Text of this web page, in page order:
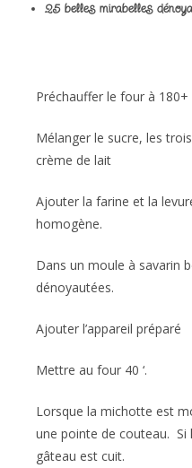
25 belles mirabelles
Préchauffer le four à 180+
Mélanger le sucre, les
crème de lait
Ajouter la farine et la
homogène.
Dans un moule à savarin
dénoyautées.
Ajouter l’appareil préparé
Mettre au four 40 ‘.
Lorsque la michotte est
une pointe de couteau. Si
gâteau est cuit.